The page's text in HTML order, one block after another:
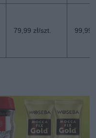
79,99 zł/szt. 99,99